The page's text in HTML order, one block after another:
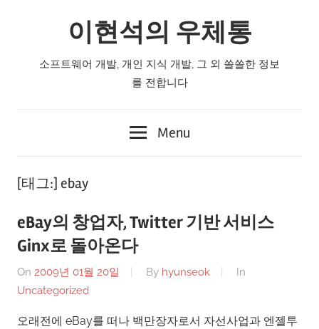
이현석의 우체통
소프트웨어 개발, 개인 지식 개발, 그 외 쏠쏠한 정보
를 전합니다
Menu
[태그:] ebay
eBay의 창업자, Twitter 기반 서비스
Ginx로 돌아온다
On 2009년 01월 20일 By hyunseok
In
Uncategorized
오래전에 eBay를 떠나 백만장자로서 자선사업과 엔젤투